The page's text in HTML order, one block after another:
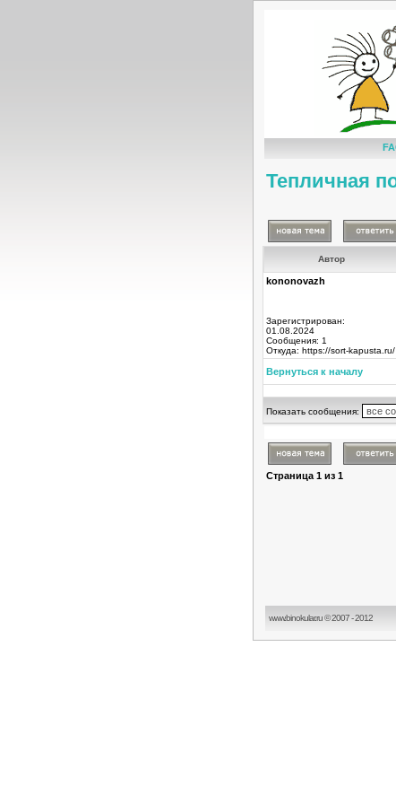
Тепличная
Автор
kononovazh
Зарегистрирован:
01.08.2024
Сообщения: 1
Откуда: https://sort-kapusta.ru/
Вернуться к началу
Показать сообщения:
Страница 1 из 1
www.binokular.ru © 2007 - 2012